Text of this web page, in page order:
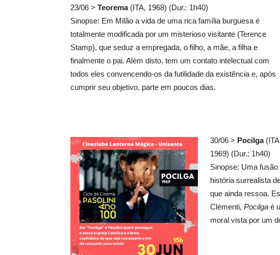
23/06 > Teorema(ITA, 1968) (Dur.: 1h40)
Sinopse: Em Milão a vida de uma rica família burguesa é
totalmente modificada por um misterioso visitante (Terence
Stamp), que seduz a empregada, o filho, a mãe, a filha e
finalmente o pai. Além disto, tem um contato intelectual com
todos eles convencendo-os da futilidade da existência e, após
cumprir seu objetivo, parte em poucos dias.
30/06 > Pocilga
1969) (Dur.: 1h40)
Sinopse: Uma
história surrealista
que ainda ressoa.
Clémenti, Pocilga é
moral vista por um